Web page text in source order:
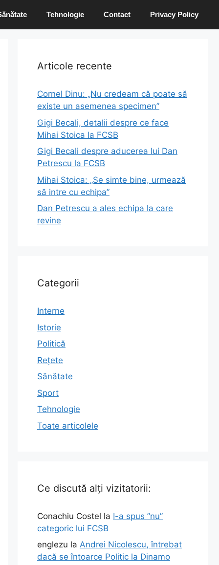
Tehnologie Contact Privacy Policy
Articole recente
Cornel Dinu: „Nu credeam că poate să
existe un asemenea specimen”
Gigi Becali, detalii despre ce face
Mihai Stoica la FCSB
Gigi Becali despre aducerea lui Dan
Petrescu la FCSB
Mihai Stoica: „Se simte bine, urmează
să intre cu echipa”
Dan Petrescu a ales echipa la care
revine
Categorii
Interne
Istorie
Politică
Rețete
Sănătate
Sport
Tehnologie
Toate articolele
Ce discută alți vizitatorii:
Conachiu Costel la I-a spus ”nu”
categoric lui FCSB
englezu la Andrei Nicolescu, întrebat
dacă se întoarce Politic la Dinamo